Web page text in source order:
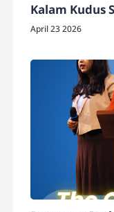
Kalam Kudus
April 23 2026